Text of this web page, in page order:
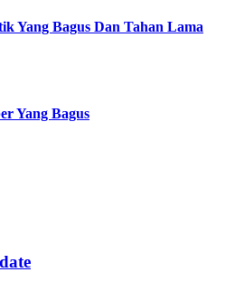
Yang Bagus Dan Tahan Lama
Yang Bagus